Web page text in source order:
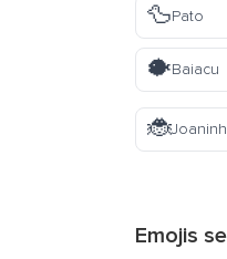
🦆Pato
🐡Baiacu
🐞
Emojis